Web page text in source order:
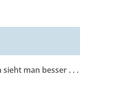
sieht man besser . . .